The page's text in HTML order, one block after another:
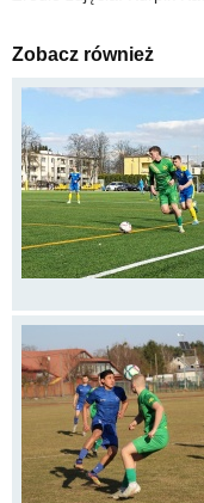
Zobacz również